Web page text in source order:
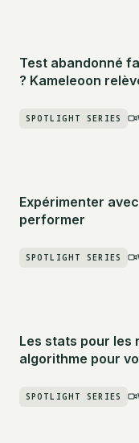
Test abandonné
? Kameleoon
SPOTLIGHT SERIES
Expérimenter
performer
SPOTLIGHT SERIES
Les stats pour les
algorithme pour
SPOTLIGHT SERIES